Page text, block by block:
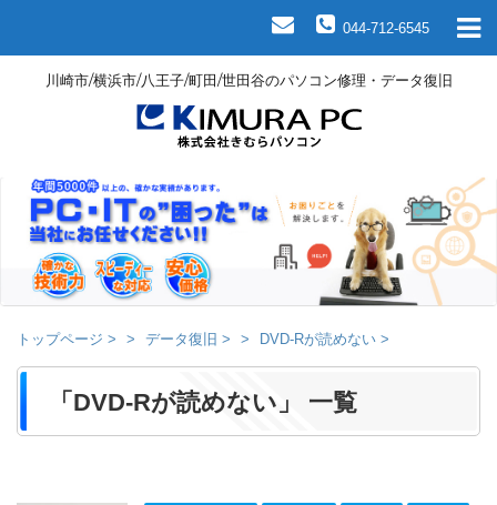
044-712-6545
川崎市/横浜市/八王子/町田/世田谷のパソコン修理・データ復旧
トップページ > データ復旧 > DVD-Rが読めない >
「DVD-Rが読めない」 一覧